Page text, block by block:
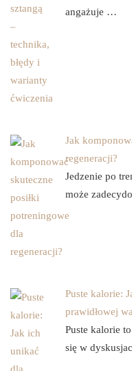
angażuje …
Jak
regeneracji?
Jedzenie po
może
Puste kalorie:
prawidłowej
Puste kalorie
się w